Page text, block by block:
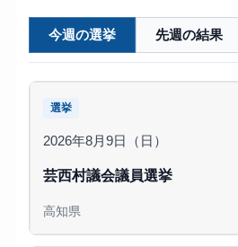
今週の選挙 先週の結果
選挙
2026年8月9日（日）
芸西村議会議員選挙
高知県